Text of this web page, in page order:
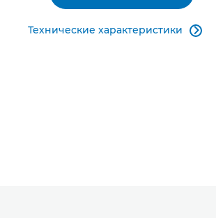
Технические характеристики 